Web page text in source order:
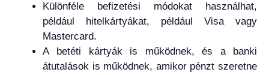
Különféle befizetési módokat használhat,
például hitelkártyákat, például Visa vagy
Mastercard.
A betéti kártyák is működnek, és a banki
átutalások is működnek, amikor pénzt szeretne